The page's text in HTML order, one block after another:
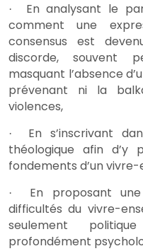
·
En analysant le
comment une
consensus est
discorde,souvent
masquant l’absence
prévenant ni la
violences,
·
En s’inscrivant
théologique afin d’y
fondements d’un
·
En proposant
difficultés du vivre-
seulement
profondément